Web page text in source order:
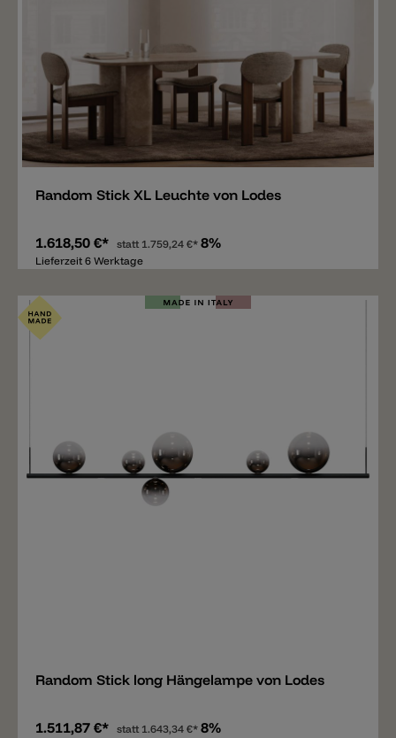
Merken
Random Stick XL Leuchte von Lodes
1.618,50 €* statt 1.759,24 €* 8%
Lieferzeit 6 Werktage
Random Stick long Hängelampe von Lodes
1.511,87 €* statt 1.643,34 €* 8%